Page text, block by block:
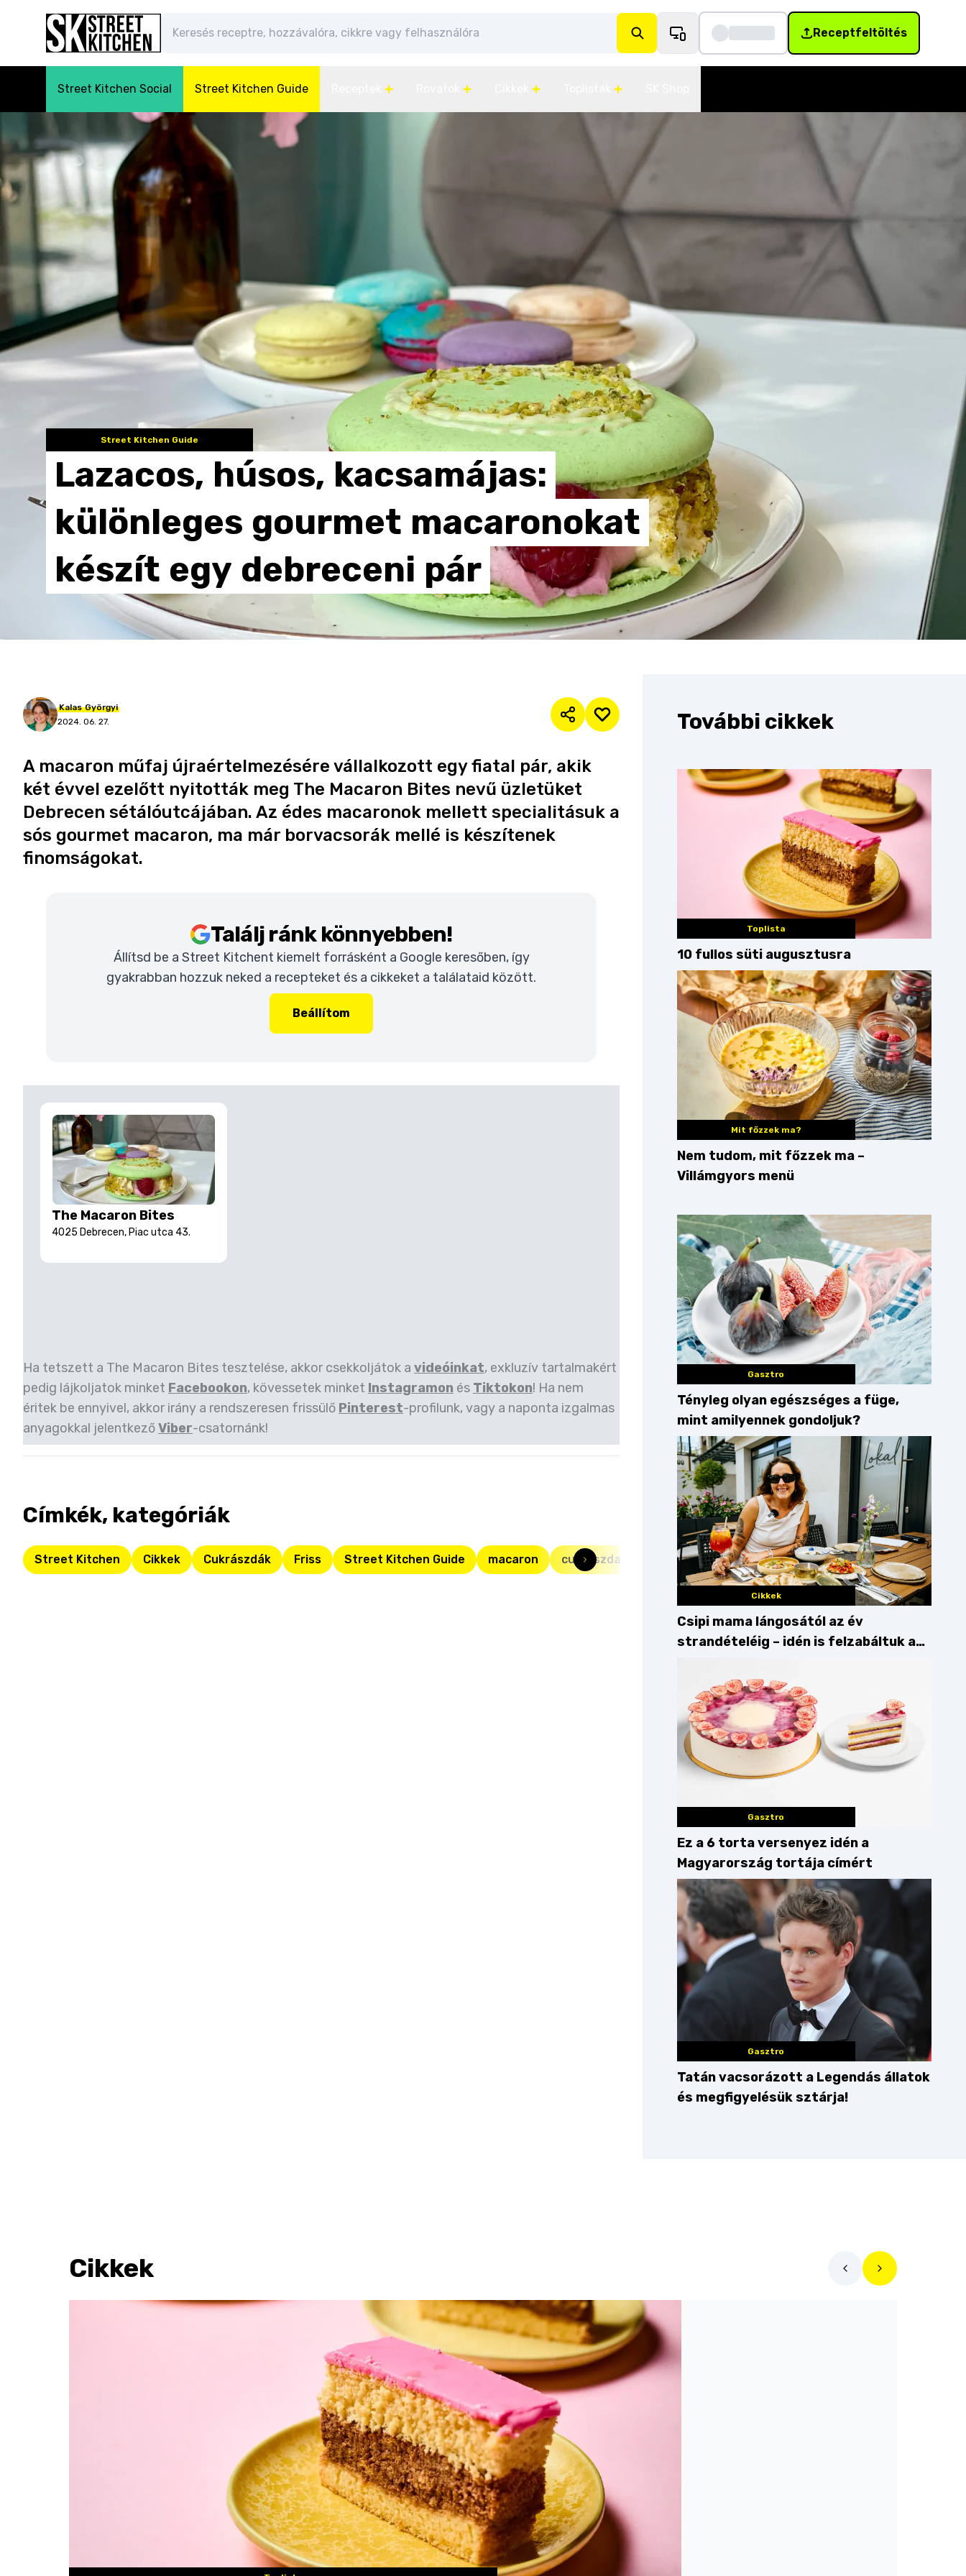
Receptfeltöltés
Street Kitchen Social Street Kitchen Guide
Street Kitchen Guide
Lazacos, húsos, kacsamájas:
különleges gourmet macaronokat
készít egy debreceni pár
Kalas Györgyi
2024. 06. 27.
A macaron műfaj újraértelmezésére vállalkozott egy fiatal pár, akik
két évvel ezelőtt nyitották meg The Macaron Bites nevű üzletüket
Debrecen sétálóutcájában. Az édes macaronok mellett specialitásuk a
sós gourmet macaron, ma már borvacsorák mellé is készítenek
finomságokat.
Találj ránk könnyebben!
Állítsd be a Street Kitchent kiemelt forrásként a Google keresőben, így
gyakrabban hozzuk neked a recepteket és a cikkeket a találataid között.
Beállítom
The Macaron Bites
4025 Debrecen, Piac utca 43.
Ha tetszett a The Macaron Bites tesztelése, akkor csekkoljátok a videóinkat, exkluzív tartalmakért
pedig lájkoljatok minket Facebookon, kövessetek minket Instagramon és Tiktokon! Ha nem
éritek be ennyivel, akkor irány a rendszeresen frissülő Pinterest-profilunk, vagy a naponta izgalmas
anyagokkal jelentkezőViber-csatornánk!
Címkék, kategóriák
Street Kitchen Cikkek Cukrászdák Friss Street Kitchen Guide macaron cukrászda debrecen
További cikkek
Toplista
10 fullos süti augusztusra
Mit főzzek ma?
Nem tudom, mit főzzek ma –
Villámgyors menü
Gasztro
Tényleg olyan egészséges a füge,
mint amilyennek gondoljuk?
Cikkek
Csipi mama lángosától az év
strandételéig – idén is felzabáltuk a
Gasztro
Ez a 6 torta versenyez idén a
Magyarország tortája címért
Gasztro
Tatán vacsorázott a Legendás állatok
és megfigyelésük sztárja!
Cikkek